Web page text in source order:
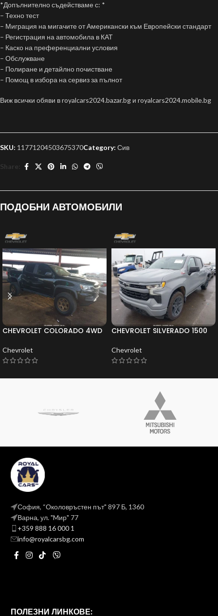
*Допълнително съдействаме с: *
– Техно тест
– Миграция на мигачите от Американски към Европейски стандарт
– Регистрация на автомобила в КАТ
– Каско на преференциални условия
– Обслужване
– Полиране и детайлно почистване
– Помощ в избора на сервиз за пълнот
Виж всички обяви в royalcars2024.bazar.bg и royalcars2024.mobile.bg
SKU: 11771204503675370Category: Сив
Share:
ПОДОБНИ АВТОМОБИЛИ
CHEVROLET COLORADO 4WD
Chevrolet
CHEVROLET SILVERADO 1500
Chevrolet
София, “Околовръстен път" 897 Б, 1360
Варна, ул. "Mир" 77
+359 888 16 000 1
info@royalcarsbg.com
ПОЛЕЗНИ ЛИНКОВЕ: